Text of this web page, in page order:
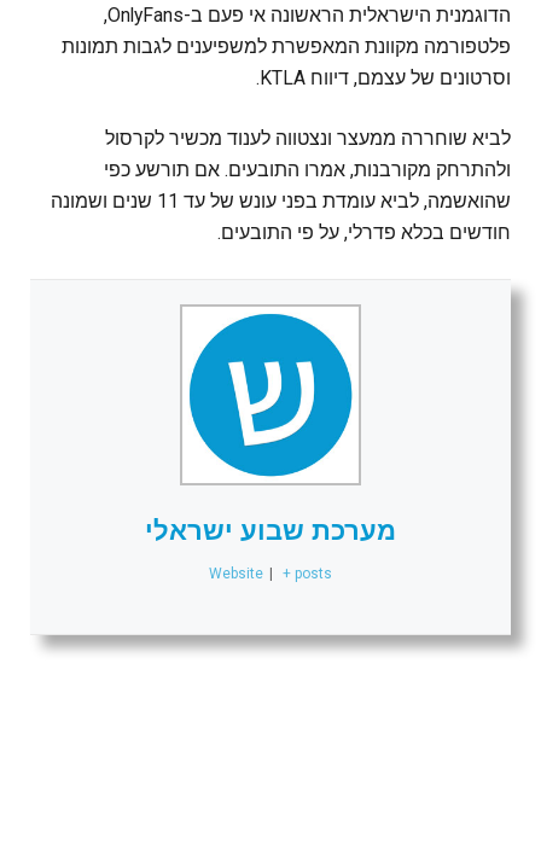
הדוגמנית הישראלית הראשונה אי פעם ב-OnlyFans,
פלטפורמה מקוונת המאפשרת למשפיענים לגבות תמונות
וסרטונים של עצמם, דיווח KTLA.
לביא שוחררה ממעצר ונצטווה לענוד מכשיר לקרסול
ולהתרחק מקורבנות, אמרו התובעים. אם תורשע כפי
שהואשמה, לביא עומדת בפני עונש של עד 11 שנים ושמונה
חודשים בכלא פדרלי, על פי התובעים.
מערכת שבוע ישראלי
Website | + posts